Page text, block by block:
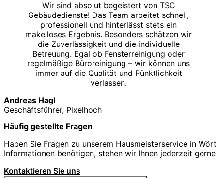
Wir sind absolut begeistert von TSC
Gebäudedienste! Das Team arbeitet schnell,
professionell und hinterlässt stets ein
makelloses Ergebnis. Besonders schätzen wir
die Zuverlässigkeit und die individuelle
Betreuung. Egal ob Fensterreinigung oder
regelmäßige Büroreinigung – wir können uns
immer auf die Qualität und Pünktlichkeit
verlassen.
Andreas Hagl
Geschäftsführer, Pixelhoch
Häufig gestellte Fragen
Haben Sie Fragen zu unserem Hausmeisterservice in
Informationen benötigen, stehen wir Ihnen jederzeit
Kontaktieren Sie uns